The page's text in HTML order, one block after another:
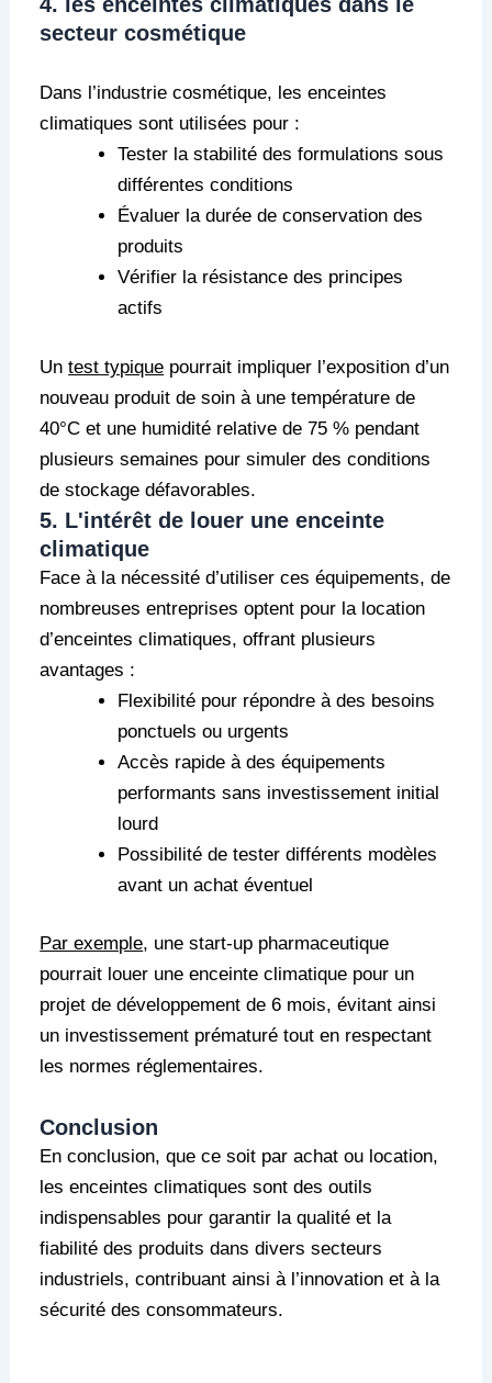
secteur cosmétique
Dans l’industrie cosmétique, les enceintes
climatiques sont utilisées pour :
Tester la stabilité des formulations sous
différentes conditions
Évaluer la durée de conservation des
produits
Vérifier la résistance des principes
actifs
Untest typique pourrait impliquer l’exposition d’un
nouveau produit de soin à une température de
40°C et une humidité relative de 75 % pendant
plusieurs semaines pour simuler des conditions
de stockage défavorables.
5. L'intérêt de louer une enceinte
climatique
Face à la nécessité d’utiliser ces équipements, de
nombreuses entreprises optent pour la location
d’enceintes climatiques, offrant plusieurs
avantages :
Flexibilité pour répondre à des besoins
ponctuels ou urgents
Accès rapide à des équipements
performants sans investissement initial
lourd
Possibilité de tester différents modèles
avant un achat éventuel
Par exemple, une start-up pharmaceutique
pourrait louer une enceinte climatique pour un
projet de développement de 6 mois, évitant ainsi
un investissement prématuré tout en respectant
les normes réglementaires.
Conclusion
En conclusion, que ce soit par achat ou location,
les enceintes climatiques sont des outils
indispensables pour garantir la qualité et la
fiabilité des produits dans divers secteurs
industriels, contribuant ainsi à l’innovation et à la
sécurité des consommateurs.